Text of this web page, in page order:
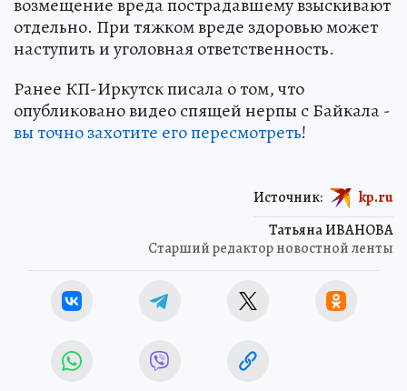
отдельно. При тяжком вреде здоровью может
наступить и уголовная ответственность.
Ранее КП-Иркутск писала о том, что
опубликовано видео спящей нерпы с Байкала -
вы точно захотите его пересмотреть!
Татьяна ИВАНОВА
Старший редактор новостной ленты
Источник: kp.ru